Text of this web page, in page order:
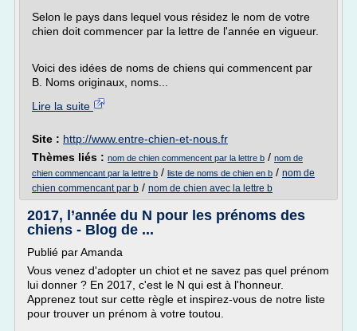
Selon le pays dans lequel vous résidez le nom de votre
chien doit commencer par la lettre de l'année en vigueur.
Voici des idées de noms de chiens qui commencent par
B. Noms originaux, noms...
Lire la suite
Site : http://www.entre-chien-et-nous.fr
Thèmes liés : nom de chien commencent par la lettre b / nom de
chien commencant par la lettre b / liste de noms de chien en b / nom de
chien commencant par b / nom de chien avec la lettre b
2017, l’année du N pour les prénoms des
chiens - Blog de ...
Publié par Amanda
Vous venez d'adopter un chiot et ne savez pas quel prénom
lui donner ? En 2017, c'est le N qui est à l'honneur.
Apprenez tout sur cette règle et inspirez-vous de notre liste
pour trouver un prénom à votre toutou.